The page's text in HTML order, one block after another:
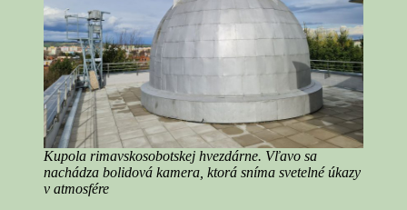
Kupola rimavskosobotskej hvezdárne. Vľavo sa
nachádza bolidová kamera, ktorá sníma svetelné úkazy
v atmosfére